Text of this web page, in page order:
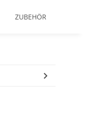
ZUBEHÖR